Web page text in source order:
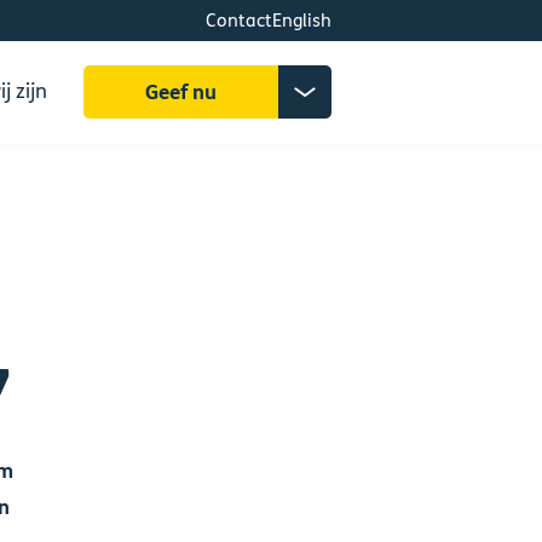
ContactEnglish
zijn Geef nu
Donatiemenu
uitklappen